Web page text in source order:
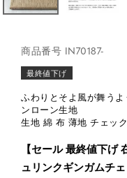
商品番号 IN70187-
最終値下げ
ふわりとそよ風が舞う
ンローン生地
生地 綿 布 薄地 チェッ
【セール 最終値下げ
ュリンクギンガムチェ